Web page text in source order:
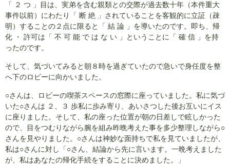
「 ２ つ 」目は、実弟を含む親類との交際が過去数十年（本件重大
事件以前）にわたり「 断 絶 」されていることを客観的に立証（疎
明）することの２点に限ると「 結 論 」を導いたのです。即ち、帰
化 ・ 許可は「 不 可 能 で は な い 」ということに「 確 信 」を持
ったのです。
そして、気づいてみると朝８時を過ぎていたので急いで身任度を整
へ下のロビーに向かいました。
○さんは、ロビーの喫茶スペースの窓際に座っていました。私に気づ
いた○さんは ２、３ 歩私に歩み寄り、あいさつした後お互いにイス
に座りました。そして、私の座った位置が朝の日差しで眩しかった
ので、目をつむりながら腕を組み昨晩考えた事を多少整理しながら○
さんを見やりました。○さんは神妙な面持ちで私を見ていましたが、
私は○さんに対し「○さん、結論から先に言います。一晩考えました
が、私はあなたの帰化手続をすることに決めました。」